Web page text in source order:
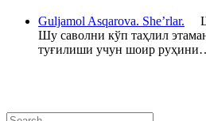
Guljamol Asqarova. She’rlar.
Шу саволни кўп таҳлил
туғилиши учун шоир